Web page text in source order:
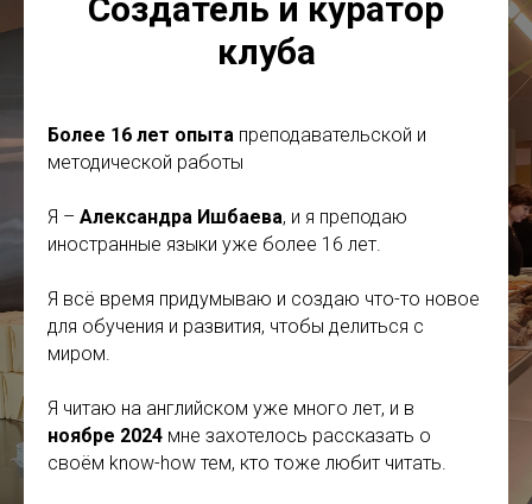
Создатель и куратор
клуба
Более 16 лет опыта преподавательской и
методической работы
Я – Александра Ишбаева, и я преподаю
иностранные языки уже более 16 лет.
Я всё время придумываю и создаю что-то новое
для обучения и развития, чтобы делиться с
миром.
Я читаю на английском уже много лет, и в
ноябре 2024 мне захотелось рассказать о
своём know-how тем, кто тоже любит читать.